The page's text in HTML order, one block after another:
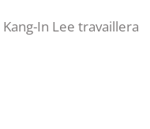
In Lee travaillera